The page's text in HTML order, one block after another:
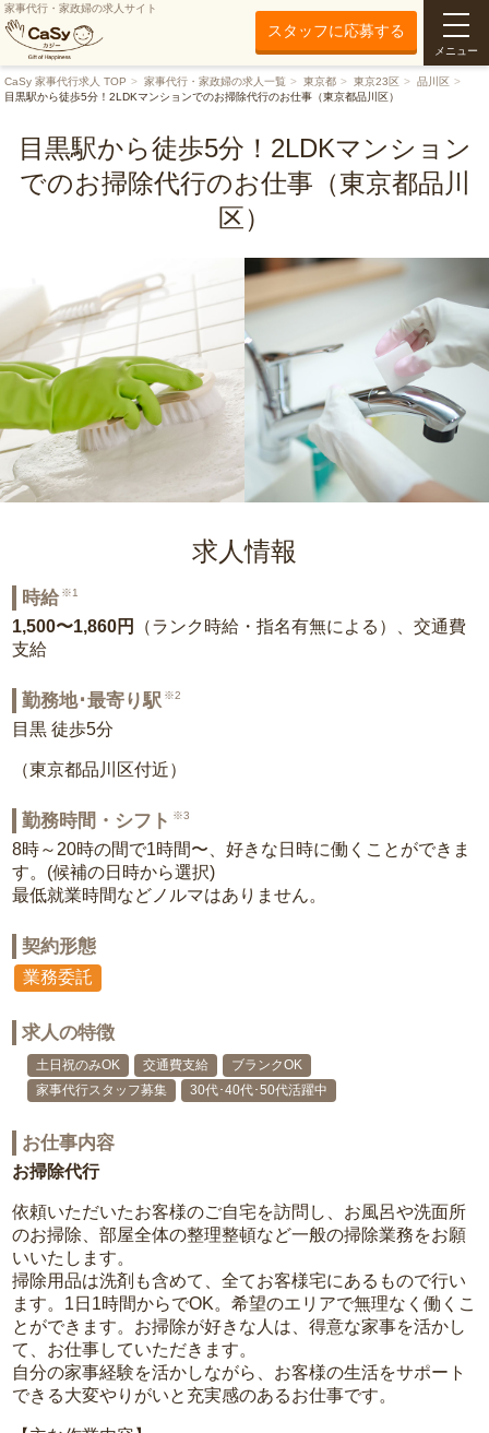
家事代行・家政婦の求人サイト
スタッフに応募する
メニュー
CaSy 家事代行求人 TOP 家事代行・家政婦の求人一覧 東京都 東京23区
品川区
目黒駅から徒歩5分！2LDKマンションでのお掃除代行のお仕事（東京都品川区）
目黒駅から徒歩5分！2LDKマンション
でのお掃除代行のお仕事（東京都品川
区）
求人情報
時給 ※1
1,500〜1,860円
（ランク時給・指名有無による）、交通費
支給
勤務地･最寄り駅 ※2
目黒 徒歩5分
（東京都品川区付近）
勤務時間・シフト ※3
8時～20時の間で1時間〜、好きな日時に働くことができま
す。(候補の日時から選択)
最低就業時間などノルマはありません。
契約形態
業務委託
求人の特徴
土日祝のみOK 交通費支給
ブランクOK
家事代行スタッフ募集
30代･40代･50代活躍中
お仕事内容
お掃除代行
依頼いただいたお客様のご自宅を訪問し、お風呂や洗面所
のお掃除、部屋全体の整理整頓など一般の掃除業務をお願
いいたします。
掃除用品は洗剤も含めて、全てお客様宅にあるもので行い
ます。1日1時間からでOK。希望のエリアで無理なく働くこ
とができます。お掃除が好きな人は、得意な家事を活かし
て、お仕事していただきます。
自分の家事経験を活かしながら、お客様の生活をサポート
できる大変やりがいと充実感のあるお仕事です。